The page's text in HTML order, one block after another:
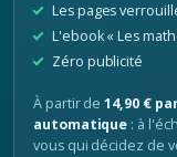
Les pages
L'ebook « Les
Zéro publicité
À partir de14,90 €
automatique : à
vous qui décidez de